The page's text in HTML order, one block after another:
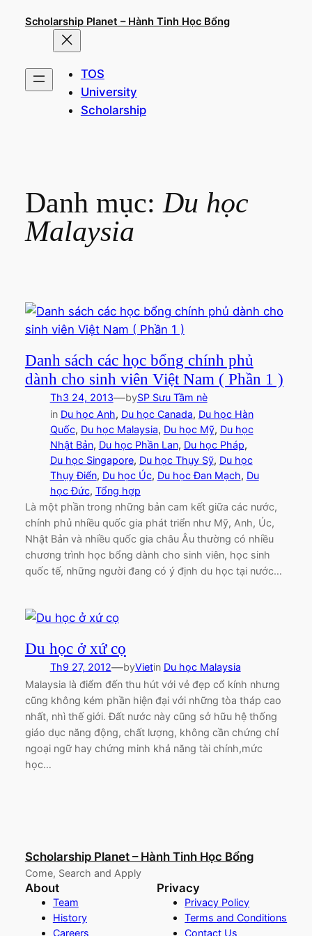
Scholarship Planet – Hành Tinh Học Bổng
TOS
University
Scholarship
Danh mục:Du học
Malaysia
Danh sách các học bổng chính phủ
dành cho sinh viên Việt Nam ( Phần 1 )
Th3 24, 2013—bySP Sưu Tầm nè
in Du học Anh, Du học Canada, Du học Hàn
Quốc, Du học Malaysia, Du học Mỹ, Du học
Nhật Bản, Du học Phần Lan, Du học Pháp
Du học Singapore, Du học Thụy Sỹ, Du học
Thụy Điển, Du học Úc, Du học Đan Mạch, Du
học Đức, Tổng hợp
Là một phần trong những bản cam kết giữa các nước,
chính phủ nhiều quốc gia phát triển như Mỹ, Anh, Úc,
Nhật Bản và nhiều quốc gia châu Âu thường có nhiều
chương trình học bổng dành cho sinh viên, học sinh
quốc tế, những người đang có ý định du học tại nước…
Du học ở xứ cọ
Th9 27, 2012—byVietin Du học Malaysia
Malaysia là điểm đến thu hút với vẻ đẹp cổ kính nhưng
cũng không kém phần hiện đại với những tòa tháp cao
nhất, nhì thế giới. Đất nước này cũng sở hữu hệ thống
giáo dục năng động, chất lượng, không cần chứng chỉ
ngoại ngữ hay chứng minh khả năng tài chính,mức
học…
Scholarship Planet – Hành Tinh Học Bổng
Come, Search and Apply
About
Team
History
Careers
Privacy
Privacy Policy
Terms and Conditions
Contact Us